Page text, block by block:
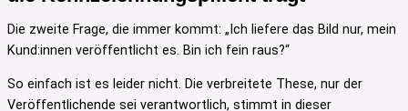
Die zweite Frage, die immer kommt: „Ich liefere das Bild nur, mein
Kund:innen veröffentlicht es. Bin ich fein raus?“
So einfach ist es leider nicht. Die verbreitete These, nur der
Veröffentlichende sei verantwortlich, stimmt in dieser